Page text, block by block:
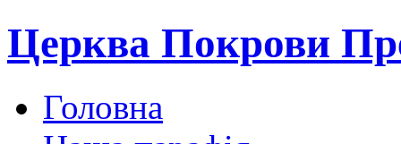
Церква Покрови
Головна